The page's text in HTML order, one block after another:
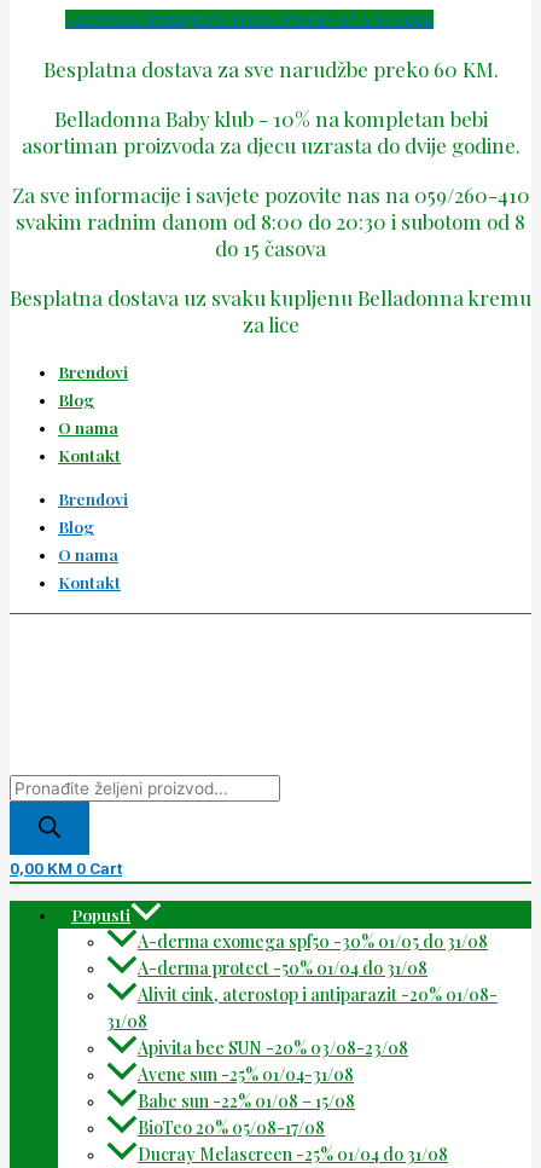
Facebook Instagram Tiktok Phone-alt Envelope
Besplatna dostava za sve narudžbe preko 60 KM.
Belladonna Baby klub - 10% na kompletan bebi
asortiman proizvoda za djecu uzrasta do dvije godine.
Za sve informacije i savjete pozovite nas na 059/260-410
svakim radnim danom od 8:00 do 20:30 i subotom od 8
do 15 časova
Besplatna dostava uz svaku kupljenu Belladonna kremu
za lice
Brendovi
Blog
O nama
Kontakt
Brendovi
Blog
O nama
Kontakt
0,00 KM 0 Cart
Popusti
A-derma exomega spf50 -30% 01/05 do 31/08
A-derma protect -50% 01/04 do 31/08
Alivit cink, aterostop i antiparazit -20% 01/08-
31/08
Apivita bee SUN -20% 03/08-23/08
Avene sun -25% 01/04-31/08
Babe sun -22% 01/08 – 15/08
BioTeo 20% 05/08-17/08
Ducray Melascreen -25% 01/04 do 31/08